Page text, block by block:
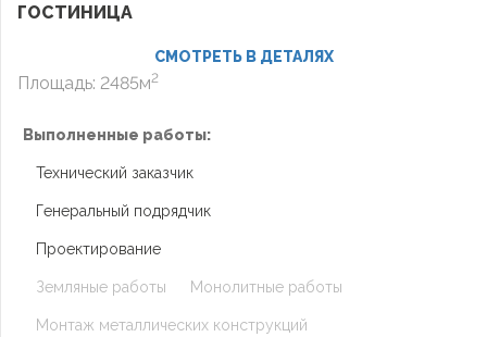
ГОСТИНИЦА
СМОТРЕТЬ В ДЕТАЛЯХ
Площадь: 2485м2
Выполненные работы:
Технический заказчик
Генеральный подрядчик
Проектирование
Земляные работы Монолитные работы
Монтаж металлических конструкций